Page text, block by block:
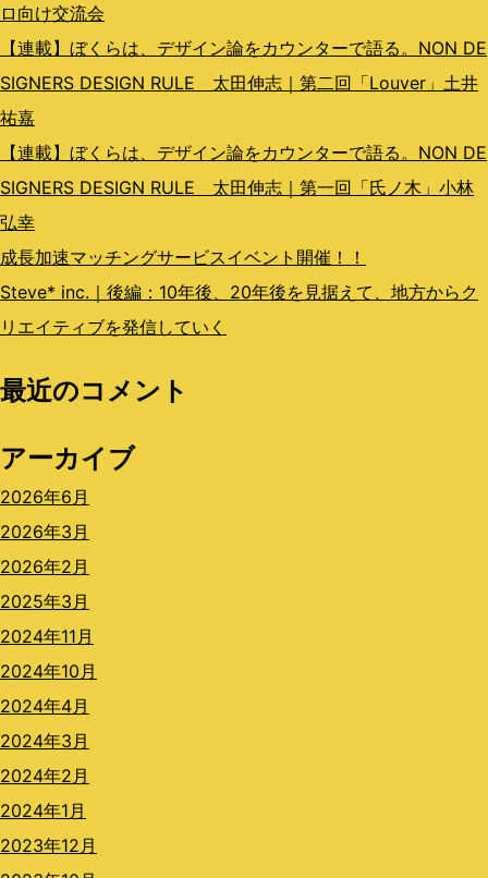
ロ向け交流会
【連載】ぼくらは、デザイン論をカウンターで語る。NON DE
SIGNERS DESIGN RULE 太田伸志｜第二回「Louver」土井
祐嘉
【連載】ぼくらは、デザイン論をカウンターで語る。NON DE
SIGNERS DESIGN RULE 太田伸志｜第一回「氏ノ木」小林
弘幸
成長加速マッチングサービスイベント開催！！
Steve* inc.｜後編：10年後、20年後を見据えて、地方からク
リエイティブを発信していく
最近のコメント
アーカイブ
2026年6月
2026年3月
2026年2月
2025年3月
2024年11月
2024年10月
2024年4月
2024年3月
2024年2月
2024年1月
2023年12月